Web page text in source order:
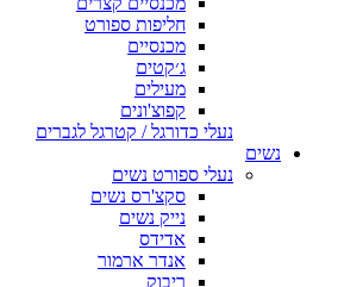
חליפות ספורט
מכנסיים
ג׳קטים
מעילים
קפוצ'ונים
נעלי כדורגל / קטרגל לגברים
נשים
נעלי ספורט נשים
סקצ'רס נשים
נייק נשים
אדידס
אנדר ארמור
ריבוק